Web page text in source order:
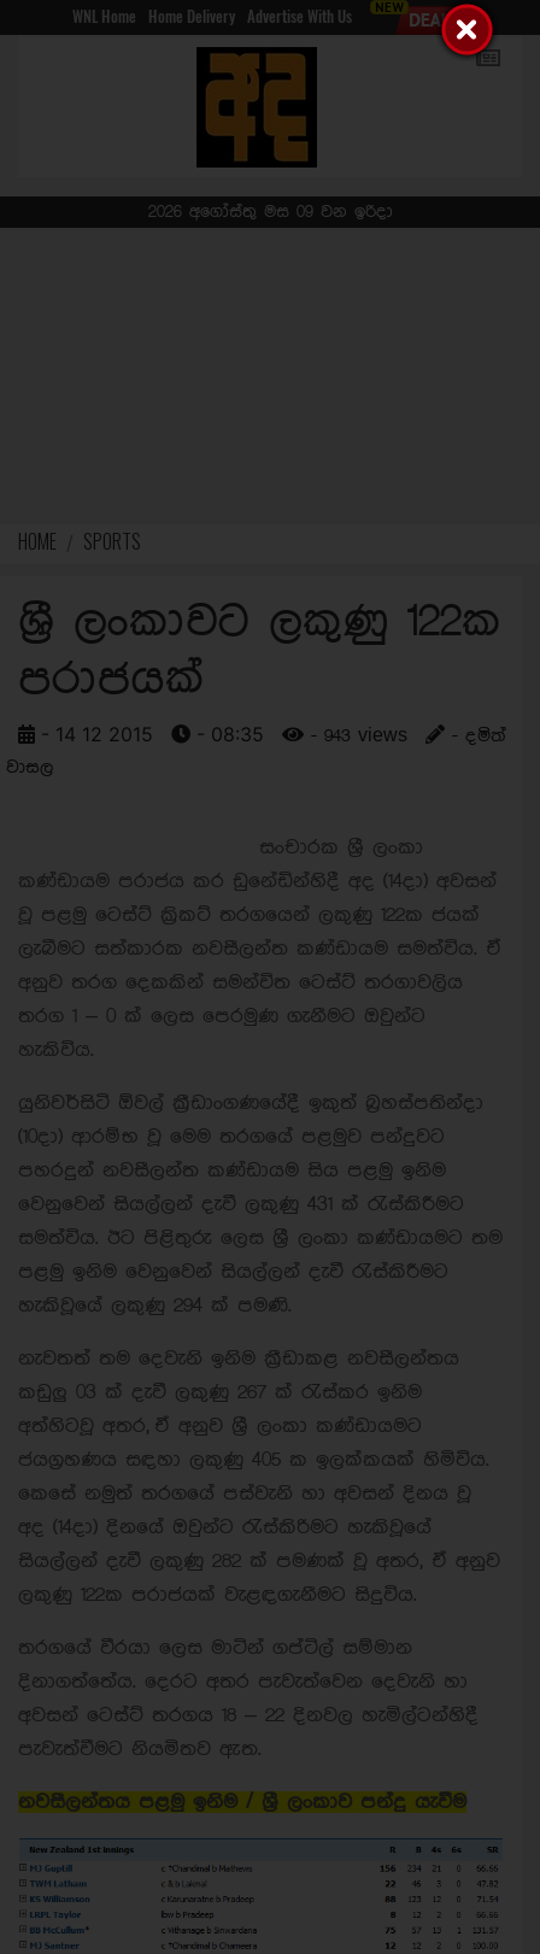
WNL Home Home Delivery Advertise With Us
2026 අගෝස්තු මස 09 වන ඉරිදා
HOME SPORTS
ශ්‍රී ලංකාවට ලකුණු 122ක
පරාජයක්
- 14 12 2015 - 08:35 - 943 views
- දමිත්
වාසල
සංචාරක ශ්‍රී ලංකා
කණ්ඩායම පරාජය කර ඩුනේඩින්හිදී අද (14දා) අවසන්
වූ පළමු ටෙස්ට් ක්‍රිකට් තරගයෙන් ලකුණු 122ක ජයක්
ලැබීමට සත්කාරක නවසීලන්ත කණ්ඩායම සමත්විය. ඒ
අනුව තරග දෙකකින් සමන්විත ටෙස්ට් තරගාවලිය
තරග 1 – 0 ක් ලෙස පෙරමුණ ගැනීමට ඔවුන්ට
හැකිවිය.
යුනිවර්සිටි ඕවල් ක්‍රීඩාංගණයේදී ඉකුත් බ්‍රහස්පතින්දා
(10දා) ආරම්භ වූ මෙම තරගයේ පළමුව පන්දුවට
පහරදුන් නවසීලන්ත කණ්ඩායම සිය පළමු ඉනිම
වෙනුවෙන් සියල්ලන් දැවී ලකුණු 431 ක් රැස්කිරීමට
සමත්විය. ඊට පිළිතුරු ලෙස ශ්‍රී ලංකා කණ්ඩායමට තම
පළමු ඉනිම වෙනුවෙන් සියල්ලන් දැවී රැස්කිරීමට
හැකිවූයේ ලකුණු 294 ක් පමණි.
නැවතත් තම දෙවැනි ඉනිම ක්‍රීඩාකළ නවසීලන්තය
කඩුලු 03 ක් දැවී ලකුණු 267 ක් රැස්කර ඉනිම
අත්හිටවූ අතර, ඒ අනුව ශ්‍රී ලංකා කණ්ඩායමට
ජයග්‍රහණය සඳහා ලකුණු 405 ක ඉලක්කයක් හිමිවිය.
කෙසේ නමුත් තරගයේ පස්වැනි හා අවසන් දිනය වූ
අද (14දා) දිනයේ ඔවුන්ට රැස්කිරිමට හැකිවූයේ
සියල්ලන් දැවී ලකුණු 282 ක් පමණක් වූ අතර, ඒ අනුව
ලකුණු 122ක පරාජයක් වැළඳගැනීමට සිදුවිය.
තරගයේ වීරයා ලෙස මාටින් ගප්ටිල් සම්මාන
දිනාගත්තේය. දෙරට අතර පැවැත්වෙන දෙවැනි හා
අවසන් ටෙස්ට් තරගය 18 – 22 දිනවල හැමිල්ටන්හිදී
පැවැත්වීමට නියමිතව ඇත.
නවසීලන්තය පළමු ඉනිම / ශ්‍රී ලංකාව පන්දු යැවීම